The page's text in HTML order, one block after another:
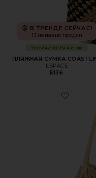
В ТРЕНДЕ СЕЙЧАС!
13 недавно продан
Устойчивое Развитие
ПЛЯЖНАЯ СУМКА
LSPACE
$136
Favorite